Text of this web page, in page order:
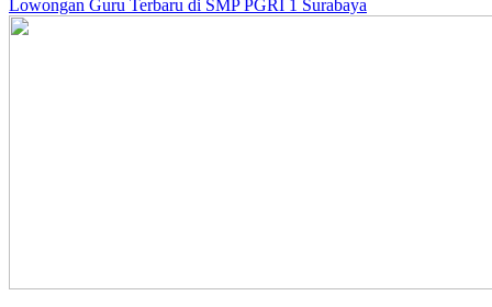
Lowongan Guru Terbaru di SMP PGRI 1 Surabaya